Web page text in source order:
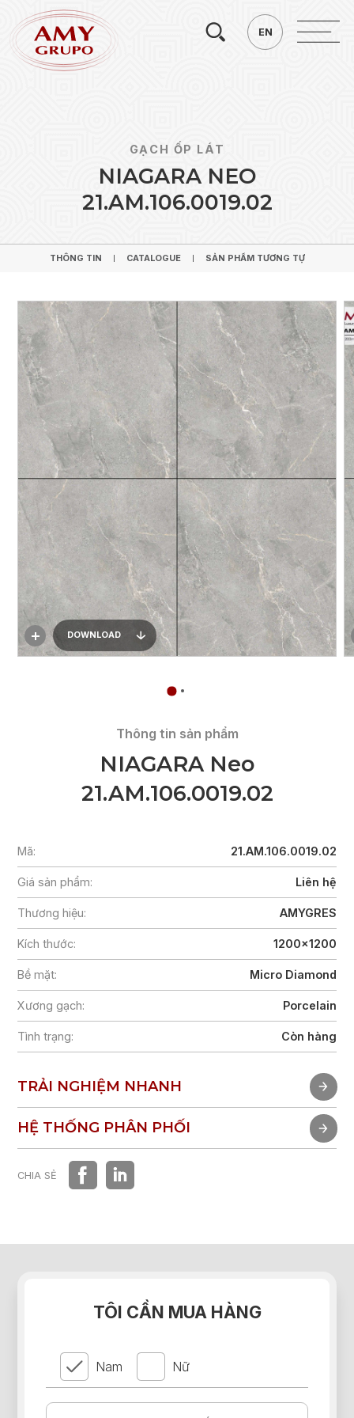
EN
GẠCH ỐP LÁT
NIAGARA NEO
21.AM.106.0019.02
THÔNG TIN CATALOGUE SẢN PHẨM TƯƠNG TỰ
DOWNLOAD
Thông tin sản phẩm
NIAGARA Neo
21.AM.106.0019.02
Mã: 21.AM.106.0019.02
Giá sản phẩm: Liên hệ
Thương hiệu: AMYGRES
Kích thước: 1200x1200
Bề mặt: Micro Diamond
Xương gạch: Porcelain
Tình trạng: Còn hàng
TRẢI NGHIỆM NHANH
TRẢI NGHIỆM NHANH
HỆ THỐNG PHÂN PHỐI
HỆ THỐNG PHÂN PHỐI
CHIA SẺ
TÔI CẦN MUA HÀNG
Nam Nữ
Tìm